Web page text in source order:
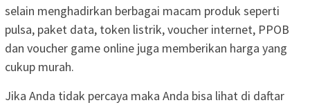
selain menghadirkan berbagai macam produk seperti
pulsa, paket data, token listrik, voucher internet, PPOB
dan voucher game online juga memberikan harga yang
cukup murah.
Jika Anda tidak percaya maka Anda bisa lihat di daftar